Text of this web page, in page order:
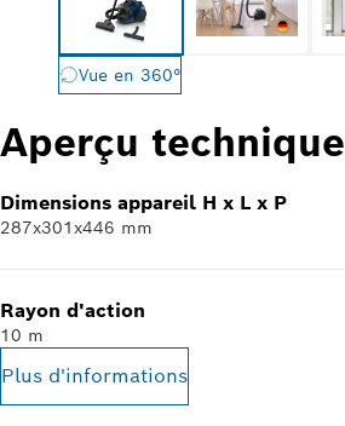
Vue en 360°
Aperçu technique
Dimensions appareil H x L x P
287x301x446 mm
Rayon d'action
10 m
Plus d'informations